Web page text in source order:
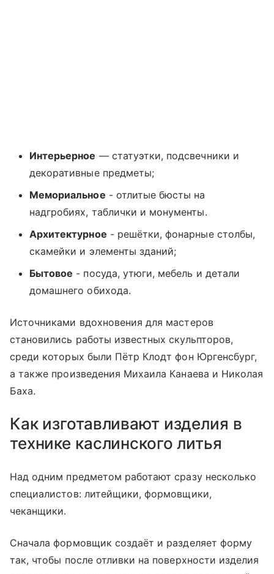
Интерьерное — статуэтки, подсвечники и
декоративные предметы;
Мемориальное - отлитые бюсты на
надгробиях, таблички и монументы.
Архитектурное - решётки, фонарные столбы,
скамейки и элементы зданий;
Бытовое - посуда, утюги, мебель и детали
домашнего обихода.
Источниками вдохновения для мастеров
становились работы известных скульпторов,
среди которых были Пётр Клодт фон Юргенсбург,
а также произведения Михаила Канаева и Николая
Баха.
Как изготавливают изделия в
технике каслинского литья
Над одним предметом работают сразу несколько
специалистов: литейщики, формовщики,
чеканщики.
Сначала формовщик создаёт и разделяет форму
так, чтобы после отливки на поверхности изделия